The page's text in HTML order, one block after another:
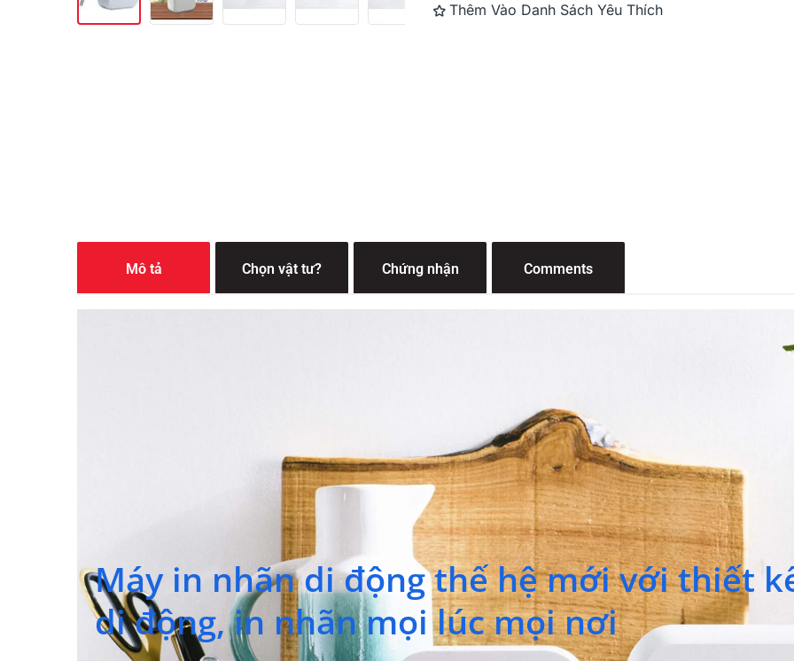
Thêm Vào Danh Sách Yêu Thích
Brother PT-E300 (E300VP)
Mô tả Chọn vật tư? Chứng nhận Comments
Máy in nhãn di động thế hệ mới với thiết
di động, in nhãn mọi lúc mọi nơi